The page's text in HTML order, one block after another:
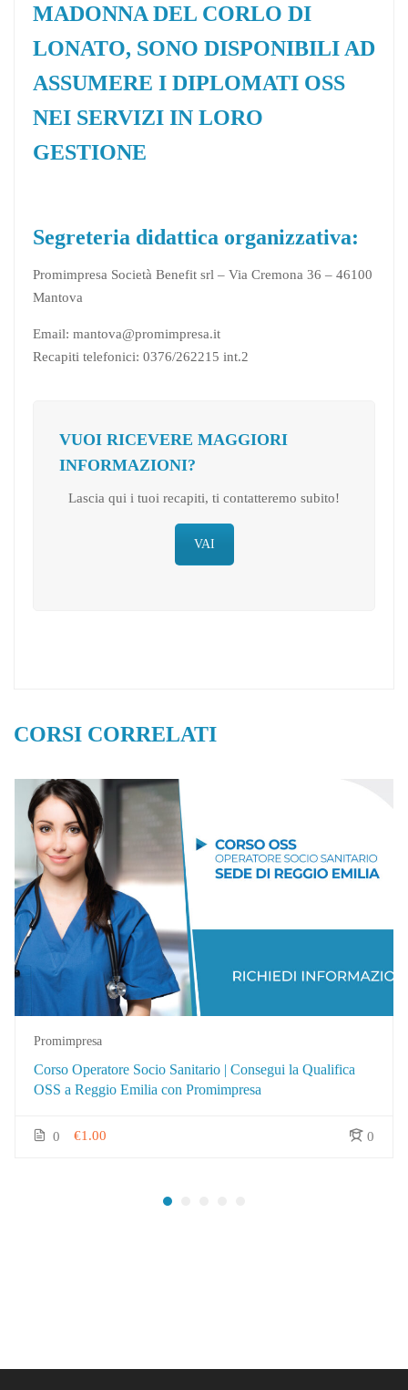
MADONNA DEL CORLO DI
LONATO, SONO DISPONIBILI AD
ASSUMERE I DIPLOMATI OSS
NEI SERVIZI IN LORO
GESTIONE
Segreteria didattica organizzativa:
Promimpresa Società Benefit srl – Via Cremona 36 – 46100
Mantova
Email: mantova@promimpresa.it
Recapiti telefonici: 0376/262215 int.2
VUOI RICEVERE MAGGIORI
INFORMAZIONI?
Lascia qui i tuoi recapiti, ti contatteremo subito!
VAI
CORSI CORRELATI
Promimpresa
Corso Operatore Socio Sanitario | Consegui la Qualifica
OSS a Reggio Emilia con Promimpresa
0 0
€1.00